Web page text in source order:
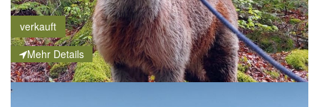
verkauft
Mehr Details